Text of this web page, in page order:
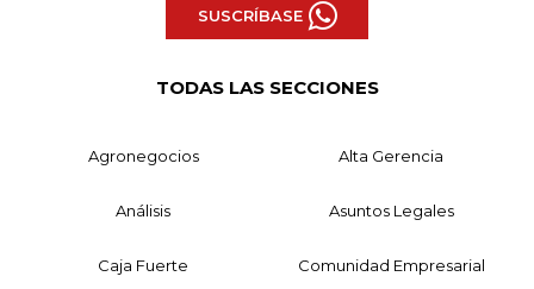
SUSCRÍBASE
TODAS LAS SECCIONES
Agronegocios Alta Gerencia
Análisis Asuntos Legales
Caja Fuerte Comunidad Empresarial